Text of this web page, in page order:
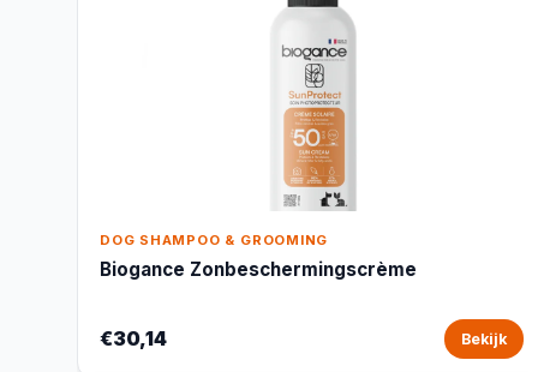
DOG SHAMPOO & GROOMING
Biogance Zonbeschermingscrème
€30,14 Bekijk